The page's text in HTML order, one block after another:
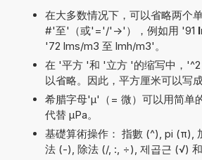
在大多数情况下，可以省略两个
#'至'（或'='/'->'），例如用 '91
'72 lms/m3 至 lmh/m3'。
在 '平方 '和 '立方 '的缩写中，
以省略。因此，平方厘米可以写
希腊字母'µ'（= 微）可以用简单
代替 µPa。
基礎算術操作： 指數 (^), pi (π),
法 (-), 除法 (/, :, ÷), 제곱근 (√)